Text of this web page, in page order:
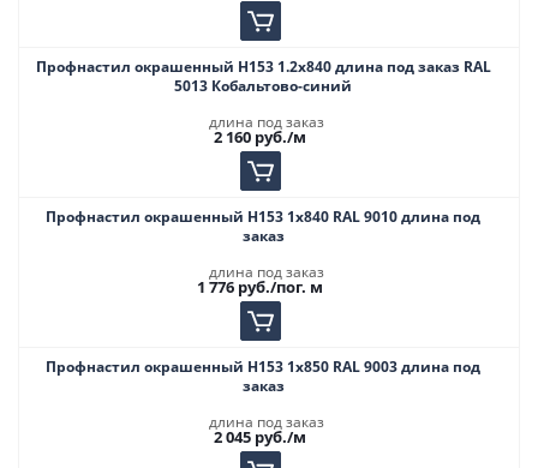
Профнастил окрашенный Н153 1.2х840 длина под заказ RAL
5013 Кобальтово-синий
длина под заказ
2 160 руб./м
Профнастил окрашенный Н153 1х840 RAL 9010 длина под
заказ
длина под заказ
1 776 руб./пог. м
Профнастил окрашенный Н153 1х850 RAL 9003 длина под
заказ
длина под заказ
2 045 руб./м